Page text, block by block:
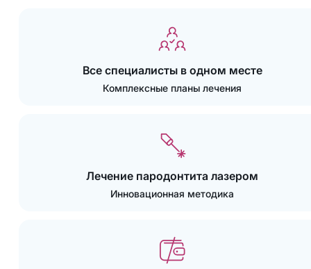
Все специалисты в одном месте
Комплексные планы лечения
Лечение пародонтита лазером
Инновационная методика